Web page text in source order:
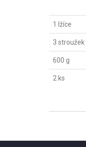
1 lžíce
3 stroužek
600 g
2 ks